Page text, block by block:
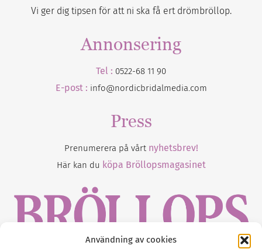
Användning av cookies
Vi ger dig tipsen för att ni ska få ert drömbröllop.
Annonsering
Tel : 0522-68 11 90
E-post : info@nordicbridalmedia.com
Press
Prenumerera på vårt nyhetsbrev!
Här kan du köpa Bröllopsmagasinet